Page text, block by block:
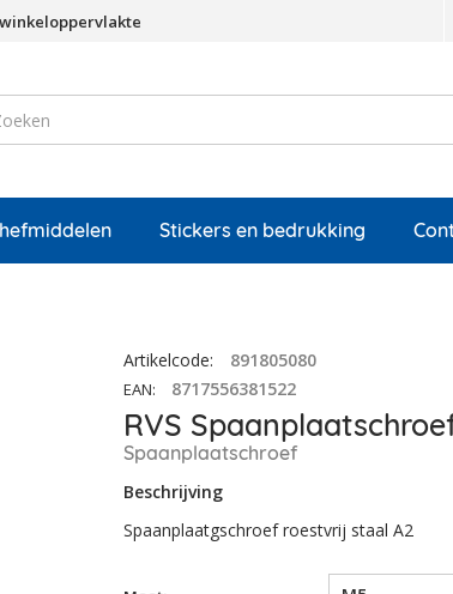
Stickers en bedrukking
Artikelcode: 891805080
EAN: 8717556381522
RVS
Spaanplaatschroef
Beschrijving
Spaanplaatgschroef roestvrij staal A2